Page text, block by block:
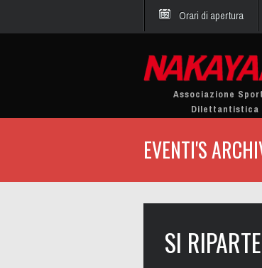
Orari di apertura
Associazione
Dilettantistica
EVENTI'S
SI